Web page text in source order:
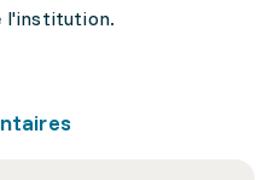
l'institution.